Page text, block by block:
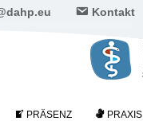
Kontakt
PRÄSENZ PRAXIS